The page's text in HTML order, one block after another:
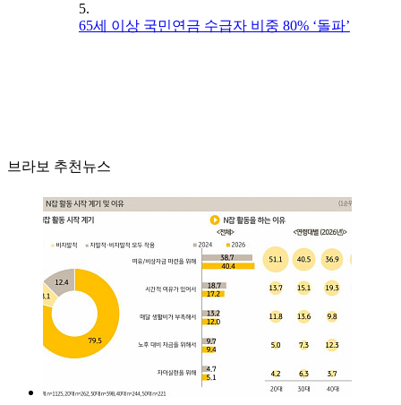
5.
65세 이상 국민연금 수급자 비중 80% ‘돌파’
브라보 추천뉴스